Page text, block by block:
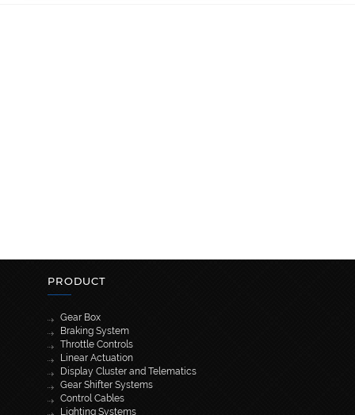
PRODUCT
Gear Box
Braking System
Throttle Controls
Linear Actuation
Display Cluster and Telematics
Gear Shifter Systems
Control Cables
Lighting Systems